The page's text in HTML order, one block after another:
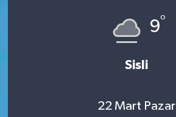
9°
Sisli
22 Mart Pazar